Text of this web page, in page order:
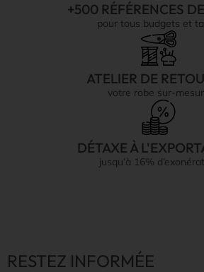
+500 RÉFÉRENCES
pour tous budgets et
ATELIER DE
votre robe sur-
DÉTAXE À
jusqu’à 16%
RESTEZ INFORMÉE